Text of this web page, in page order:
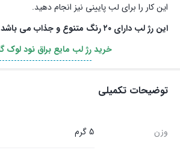
این کار را برای لب پایینی نیز انجام دهید.
این رژ لب دارای ٢٠ رنگ متنوع و جذاب می باشد.
خریدرژ لب مایع براق نود لوک
توضیحات تکمیلی
وزن 5 گرم